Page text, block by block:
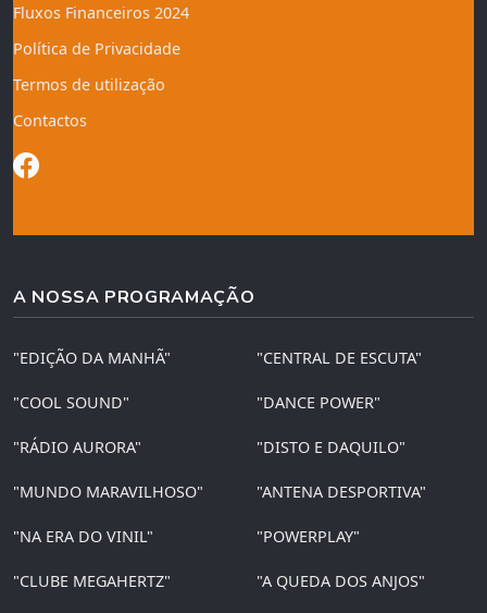
Fluxos Financeiros 2024
Política de Privacidade
Termos de utilização
Contactos
A NOSSA PROGRAMAÇÃO
"EDIÇÃO DA MANHÃ" "CENTRAL DE ESCUTA"
"COOL SOUND" "DANCE POWER"
"RÁDIO AURORA" "DISTO E DAQUILO"
"MUNDO MARAVILHOSO" "ANTENA DESPORTIVA"
"NA ERA DO VINIL" "POWERPLAY"
"CLUBE MEGAHERTZ" "A QUEDA DOS ANJOS"